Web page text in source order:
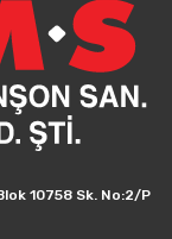
10758 Sk. No:2/P